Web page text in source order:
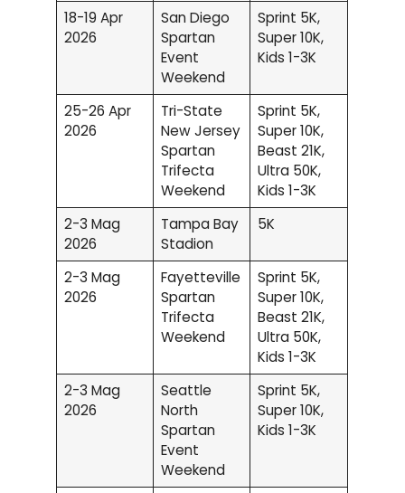
18-19 Apr
2026
San Diego
Spartan
Event
Weekend
Sprint 5K,
Super 10K,
Kids 1-3K
25-26 Apr
2026
Tri-State
New Jersey
Spartan
Trifecta
Weekend
Sprint 5K,
Super 10K,
Beast 21K,
Ultra 50K,
Kids 1-3K
2-3 Mag
2026
Tampa Bay
Stadion
5K
2-3 Mag
2026
Fayetteville
Spartan
Trifecta
Weekend
Sprint 5K,
Super 10K,
Beast 21K,
Ultra 50K,
Kids 1-3K
2-3 Mag
2026
Seattle
North
Spartan
Event
Weekend
Sprint 5K,
Super 10K,
Kids 1-3K